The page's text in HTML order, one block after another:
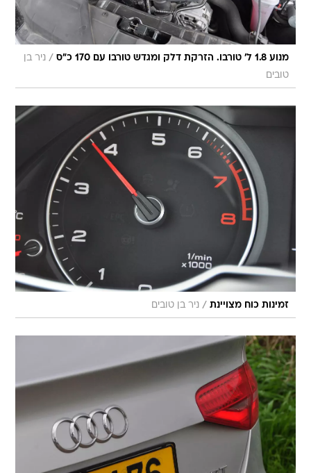
מנוע 1.8 ל' טורבו. הזרקת דלק ומגדש טורבו עם 170 כ"ס / ניר בן
טובים
זמינות כוח מצויינת / ניר בן טובים